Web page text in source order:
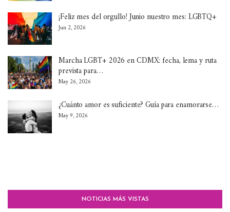
¡Feliz mes del orgullo! Junio nuestro mes: LGBTQ+
Jun 2, 2026
Marcha LGBT+ 2026 en CDMX: fecha, lema y ruta
prevista para…
May 26, 2026
¿Cuánto amor es suficiente? Guía para enamorarse…
May 9, 2026
NOTICIAS MÁS VISTAS